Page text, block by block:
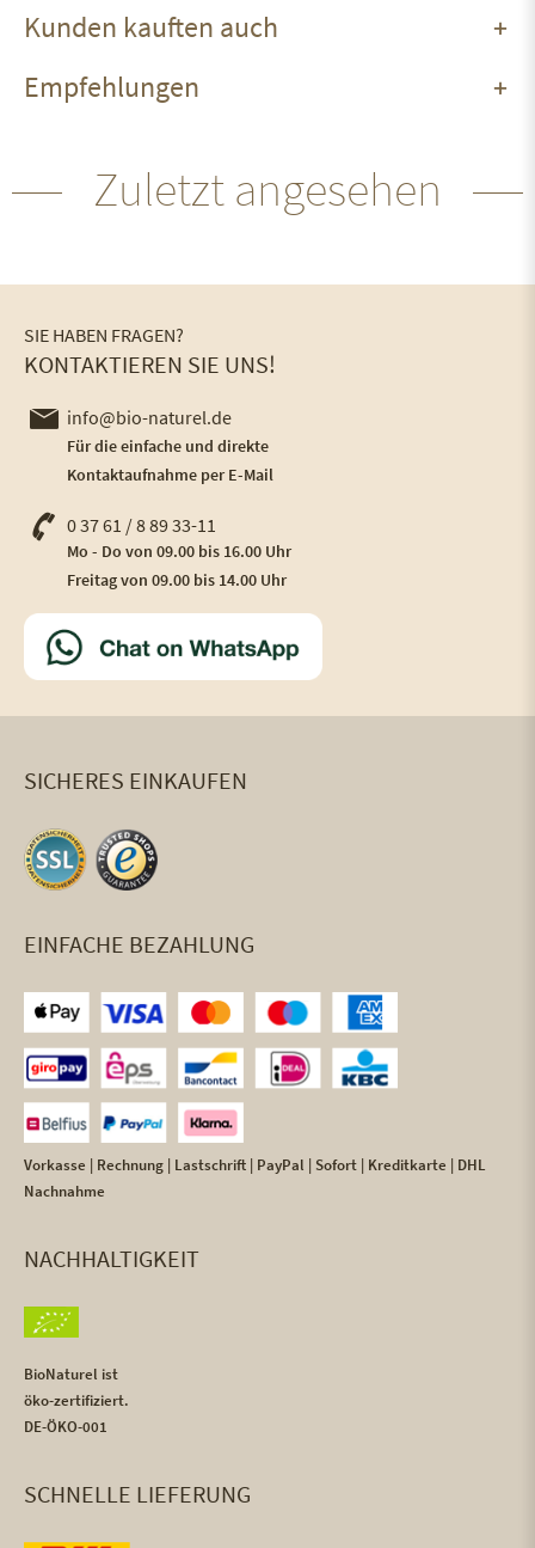
Kunden kauften auch
Empfehlungen
Zuletzt angesehen
SIE HABEN FRAGEN?
KONTAKTIEREN SIE UNS!
info@bio-naturel.de
Für die einfache und direkte
Kontaktaufnahme per E-Mail
0 37 61 / 8 89 33-11
Mo - Do von 09.00 bis 16.00 Uhr
Freitag von 09.00 bis 14.00 Uhr
SICHERES EINKAUFEN
EINFACHE BEZAHLUNG
Vorkasse | Rechnung | Lastschrift | PayPal | Sofort | Kreditkarte | DHL
Nachnahme
NACHHALTIGKEIT
BioNaturel ist
öko-zertifiziert.
DE-ÖKO-001
SCHNELLE LIEFERUNG